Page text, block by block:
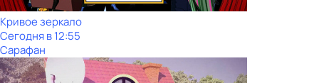
Кривое зеркало
Сегодня в 12:55
Сарафан